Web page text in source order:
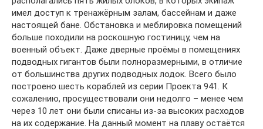
имел доступ к тренажёрным залам, бассейнам и даже
настоящей бане. Обстановка и меблировка помещений
больше походили на роскошную гостиницу, чем на
военный объект. Даже дверные проёмы в помещениях
подводных гигантов были полноразмерными, в отличие
от большинства других подводных лодок. Всего было
построено шесть кораблей из серии Проекта 941. К
сожалению, просуществовали они недолго – менее чем
через 10 лет они были списаны из-за высоких расходов
на их содержание. На данный момент на плаву остаётся